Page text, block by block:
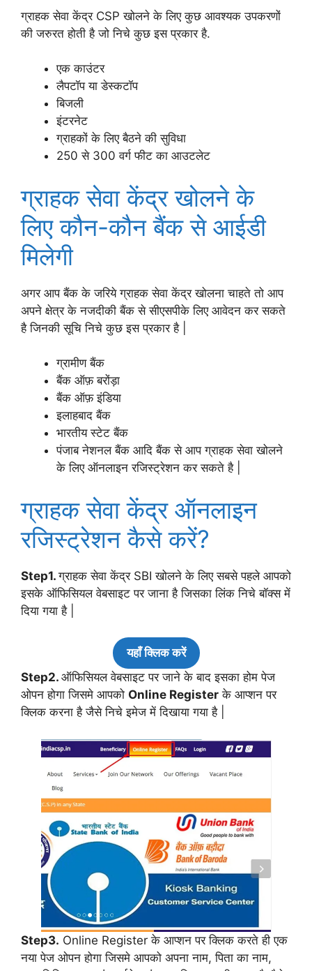
ग्राहक सेवा केंद्र CSP खोलने के लिए कुछ आवश्यक उपकरणों
की जरुरत होती है जो निचे कुछ इस प्रकार है.
एक काउंटर
लैपटॉप या डेस्कटॉप
बिजली
इंटरनेट
ग्राहकों के लिए बैठने की सुविधा
250 से 300 वर्ग फीट का आउटलेट
ग्राहक सेवा केंद्र खोलने के
लिए कौन-कौन बैंक से आईडी
मिलेगी
अगर आप बैंक के जरिये ग्राहक सेवा केंद्र खोलना चाहते तो आप
अपने क्षेत्र के नजदीकी बैंक से सीएसपीके लिए आवेदन कर सकते
है जिनकी सूचि निचे कुछ इस प्रकार है |
ग्रामीण बैंक
बैंक ऑफ़ बरोंड़ा
बैंक ऑफ़ इंडिया
इलाहबाद बैंक
भारतीय स्टेट बैंक
पंजाब नेशनल बैंक आदि बैंक से आप ग्राहक सेवा खोलने
के लिए ऑनलाइन रजिस्ट्रेशन कर सकते है |
ग्राहक सेवा केंद्र ऑनलाइन
रजिस्ट्रेशन कैसे करें?
Step1.ग्राहक सेवा केंद्र SBI खोलने के लिए सबसे पहले आपको
इसके ऑफिसियल वेबसाइट पर जाना है जिसका लिंक निचे बॉक्स में
दिया गया है |
यहाँ क्लिक करें
Step2. ऑफिसियल वेबसाइट पर जाने के बाद इसका होम पेज
ओपन होगा जिसमे आपको Online Register के आप्शन पर
क्लिक करना है जैसे निचे इमेज में दिखाया गया है |
Step3. Online Register के आप्शन पर क्लिक करते ही एक
नया पेज ओपन होगा जिसमे आपको अपना नाम, पिता का नाम,